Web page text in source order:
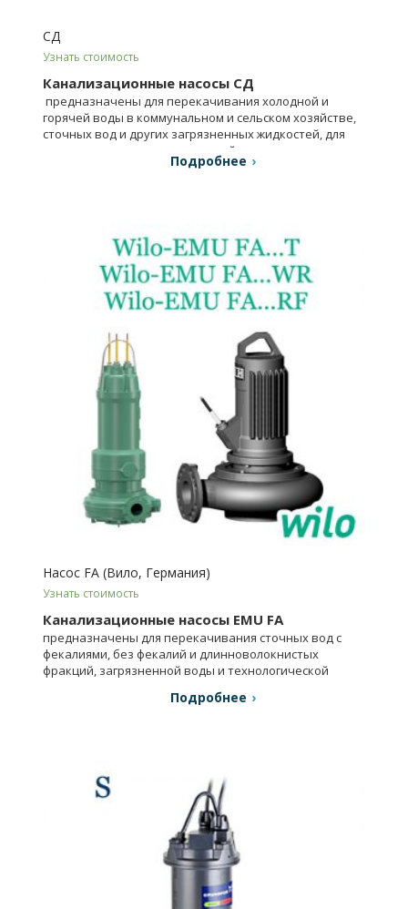
СД
Узнать стоимость
Канализационные насосы СД
предназначены для перекачивания холодной и
горячей воды в коммунальном и сельском хозяйстве,
сточных вод и других загрязненных жидкостей, для
систем орошения и канализаций.
Подробнее
Насос FA (Вило, Германия)
Узнать стоимость
Канализационные насосы EMU FA
предназначены для перекачивания сточных вод с
фекалиями, без фекалий и длинноволокнистых
фракций, загрязненной воды и технологической
Подробнее